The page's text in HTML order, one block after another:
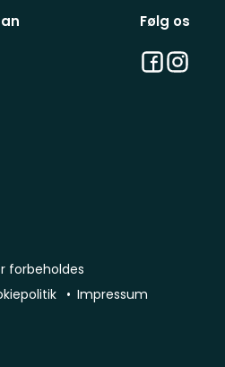
Følg os
Facebook
forbeholdes
Impressum